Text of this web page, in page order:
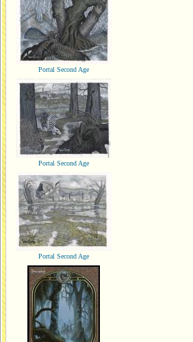
Portal Second Age
Portal Second Age
Portal Second Age